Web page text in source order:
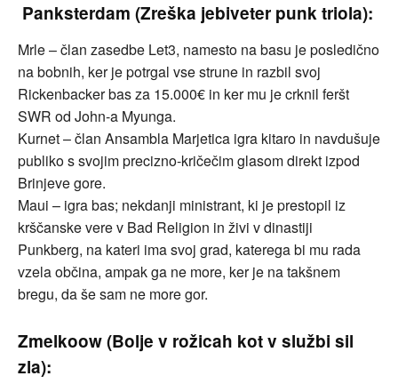
Panksterdam (Zreška jebiveter punk triola):
Mrle – član zasedbe Let3, namesto na basu je posledično
na bobnih, ker je potrgal vse strune in razbil svoj
Rickenbacker bas za 15.000€ in ker mu je crknil feršt
SWR od John-a Myunga.
Kurnet – član Ansambla Marjetica igra kitaro in navdušuje
publiko s svojim precizno-kričečim glasom direkt izpod
Brinjeve gore.
Maui – igra bas; nekdanji ministrant, ki je prestopil iz
krščanske vere v Bad Religion in živi v dinastiji
Punkberg, na kateri ima svoj grad, katerega bi mu rada
vzela občina, ampak ga ne more, ker je na takšnem
bregu, da še sam ne more gor.
Zmelkoow (Bolje v rožicah kot v službi sil
zla):